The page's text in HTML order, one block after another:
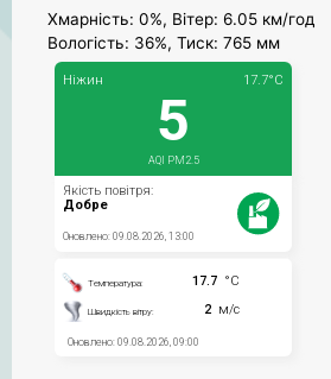
Хмарність: 0%, Вітер: 6.05 км/год
Вологість: 36%, Тиск: 765 мм